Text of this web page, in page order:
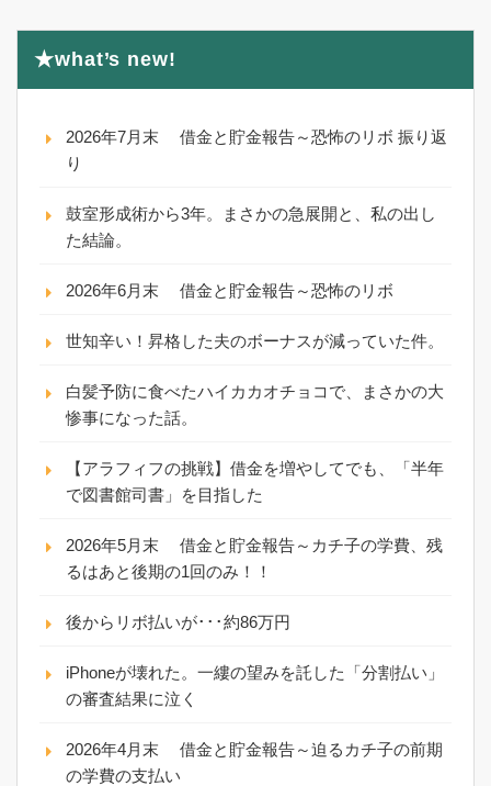
★what’s new!
2026年7月末 借金と貯金報告～恐怖のリボ 振り返
り
鼓室形成術から3年。まさかの急展開と、私の出し
た結論。
2026年6月末 借金と貯金報告～恐怖のリボ
世知辛い！昇格した夫のボーナスが減っていた件。
白髪予防に食べたハイカカオチョコで、まさかの大
惨事になった話。
【アラフィフの挑戦】借金を増やしてでも、「半年
で図書館司書」を目指した
2026年5月末 借金と貯金報告～カチ子の学費、残
るはあと後期の1回のみ！！
後からリボ払いが･･･約86万円
iPhoneが壊れた。一縷の望みを託した「分割払い」
の審査結果に泣く
2026年4月末 借金と貯金報告～迫るカチ子の前期
の学費の支払い